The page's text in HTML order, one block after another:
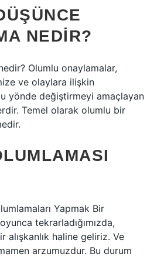
NEDIR?
Olumlu onaylamalar,
ve olaylara ilişkin
yönde değiştirmeyi amaçlayan
Temel olarak olumlu bir
Yapmak Bir
tekrarladığımızda,
alışkanlık haline geliriz. Ve
arzumuzdur. Bu durum